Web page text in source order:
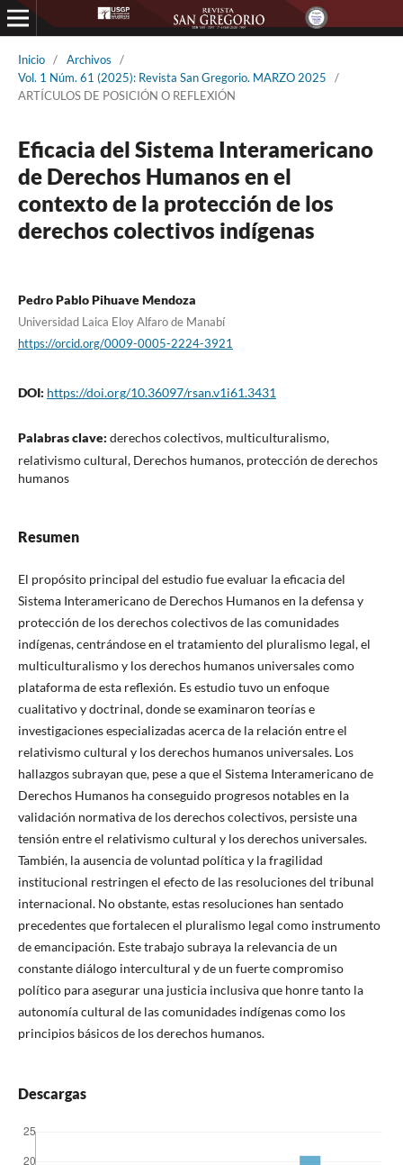
Inicio / Archivos
/
Vol. 1 Núm. 61 (2025): Revista San Gregorio. MARZO 2025
/
ARTÍCULOS DE POSICIÓN O REFLEXIÓN
Eficacia del Sistema Interamericano
de Derechos Humanos en el
contexto de la protección de los
derechos colectivos indígenas
Pedro Pablo Pihuave Mendoza
Universidad Laica Eloy Alfaro de Manabí
https://orcid.org/0009-0005-2224-3921
DOI: https://doi.org/10.36097/rsan.v1i61.3431
Palabras clave: derechos colectivos, multiculturalismo,
relativismo cultural, Derechos humanos, protección de derechos
humanos
Resumen
El propósito principal del estudio fue evaluar la eficacia del
Sistema Interamericano de Derechos Humanos en la defensa y
protección de los derechos colectivos de las comunidades
indígenas, centrándose en el tratamiento del pluralismo legal, el
multiculturalismo y los derechos humanos universales como
plataforma de esta reflexión. Es estudio tuvo un enfoque
cualitativo y doctrinal, donde se examinaron teorías e
investigaciones especializadas acerca de la relación entre el
relativismo cultural y los derechos humanos universales. Los
hallazgos subrayan que, pese a que el Sistema Interamericano de
Derechos Humanos ha conseguido progresos notables en la
validación normativa de los derechos colectivos, persiste una
tensión entre el relativismo cultural y los derechos universales.
También, la ausencia de voluntad política y la fragilidad
institucional restringen el efecto de las resoluciones del tribunal
internacional. No obstante, estas resoluciones han sentado
precedentes que fortalecen el pluralismo legal como instrumento
de emancipación. Este trabajo subraya la relevancia de un
constante diálogo intercultural y de un fuerte compromiso
político para asegurar una justicia inclusiva que honre tanto la
autonomía cultural de las comunidades indígenas como los
principios básicos de los derechos humanos.
Descargas